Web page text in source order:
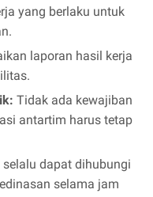
yang berlaku untuk
laporan hasil kerja
Tidak ada kewajiban
antartim harus tetap
selalu dapat dihubungi
selama jam